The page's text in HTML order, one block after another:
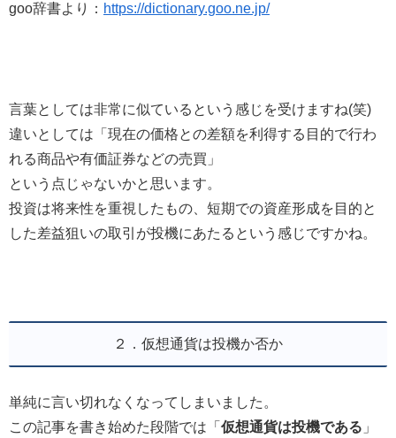
goo辞書より： https://dictionary.goo.ne.jp/
言葉としては非常に似ているという感じを受けますね(笑)
違いとしては「現在の価格との差額を利得する目的で行わ
れる商品や有価証券などの売買」
という点じゃないかと思います。
投資は将来性を重視したもの、短期での資産形成を目的と
した差益狙いの取引が投機にあたるという感じですかね。
２．仮想通貨は投機か否か
単純に言い切れなくなってしまいました。
この記事を書き始めた段階では「 仮想通貨は投機である 」